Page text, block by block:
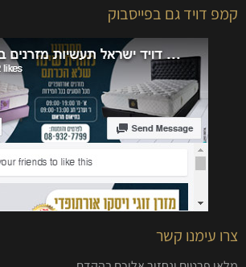
קמפ דויד גם בפייסבוק
צרו עימנו קשר